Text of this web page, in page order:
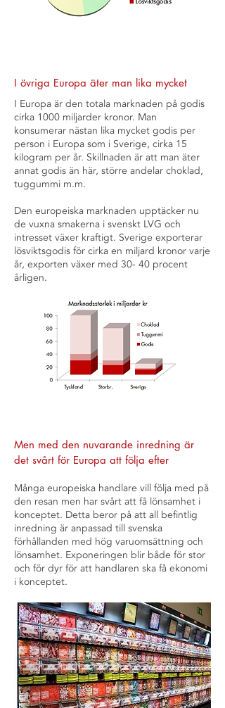
I övriga Europa äter man lika mycket
I Europa är den totala marknaden på godis
cirka 1000 miljarder kronor. Man
konsumerar nästan lika mycket godis per
person i Europa som i Sverige, cirka 15
kilogram per år. Skillnaden är att man äter
annat godis än här, större andelar choklad,
tuggummi m.m.
Den europeiska marknaden upptäcker nu
de vuxna smakerna i svenskt LVG och
intresset växer kraftigt. Sverige exporterar
lösviktsgodis för cirka en miljard kronor varje
år, exporten växer med 30- 40 procent
årligen.
Men med den nuvarande inredning är
det svårt för Europa att följa efter
Många europeiska handlare vill följa med på
den resan men har svårt att få lönsamhet i
konceptet. Detta beror på att all befintlig
inredning är anpassad till svenska
förhållanden med hög varuomsättning och
lönsamhet. Exponeringen blir både för stor
och för dyr för att handlaren ska få ekonomi
i konceptet.